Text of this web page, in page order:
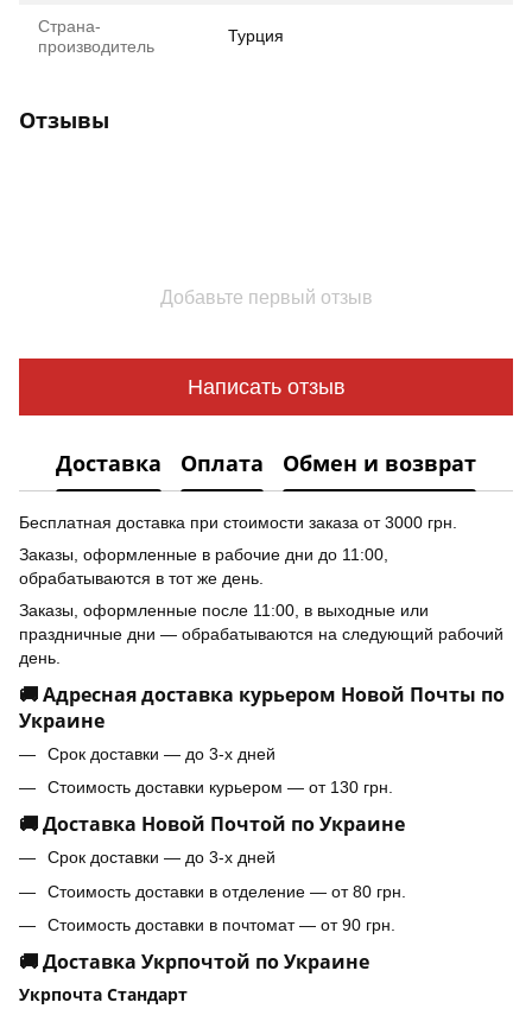
Страна-
производитель
Турция
Отзывы
Добавьте первый отзыв
Написать отзыв
Доставка Оплата Обмен и возврат
Бесплатная доставка при стоимости заказа от 3000 грн.
Заказы, оформленные в рабочие дни до 11:00,
обрабатываются в тот же день.
Заказы, оформленные после 11:00, в выходные или
праздничные дни — обрабатываются на следующий рабочий
день.
🚚 Адресная доставка курьером Новой Почты по
Украине
Срок доставки — до 3-х дней
Стоимость доставки курьером — от 130 грн.
🚚 Доставка Новой Почтой по Украине
Срок доставки — до 3-х дней
Стоимость доставки в отделение — от 80 грн.
Стоимость доставки в почтомат — от 90 грн.
🚚 Доставка Укрпочтой по Украине
Укрпочта Стандарт